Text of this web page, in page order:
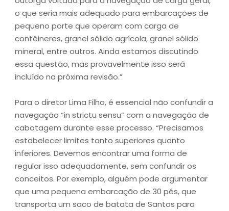
o que seria mais adequado para embarcações de
pequeno porte que operam com carga de
contêineres, granel sólido agrícola, granel sólido
mineral, entre outros. Ainda estamos discutindo
essa questão, mas provavelmente isso será
incluído na próxima revisão.”
Para o diretor Lima Filho, é essencial não confundir a
navegação “in strictu sensu” com a navegação de
cabotagem durante esse processo. “Precisamos
estabelecer limites tanto superiores quanto
inferiores. Devemos encontrar uma forma de
regular isso adequadamente, sem confundir os
conceitos. Por exemplo, alguém pode argumentar
que uma pequena embarcação de 30 pés, que
transporta um saco de batata de Santos para